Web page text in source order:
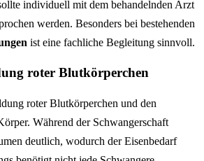
individuell mit dem behandelnden Arzt
werden. Besonders bei bestehenden
ist eine fachliche Begleitung sinnvoll.
roter Blutkörperchen
roter Blutkörperchen und den
Während der Schwangerschaft
deutlich, wodurch der Eisenbedarf